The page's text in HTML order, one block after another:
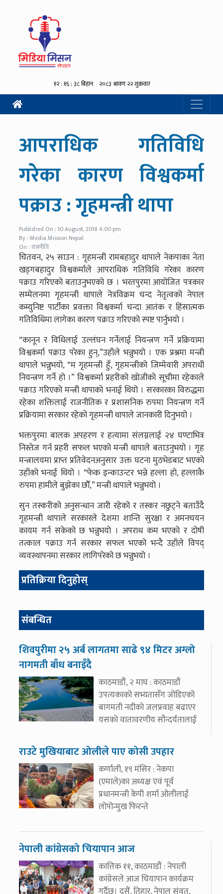
आपराधिक गतिविधि
गरेका कारण विश्वकर्मा
पक्राउ : गृहमन्त्री थापा
Published On : 10 August, 2018 4:00 pm
By : Media Mission Nepal
On : राजनीति
चितवन, २५ साउन : गृहमन्त्री रामबहादुर थापाले नेकपाका नेता
खड्गबहादुर विश्वकर्माले आपराधिक गतिविधि गरेका कारण
पक्राउ गरिएको बताउनुभएको छ । भरतपुरमा आयोजित पत्रकार
सम्मेलनमा गृहमन्त्री थापाले नेत्रविक्रम चन्द नेतृत्वको नेपाल
कम्युनिष्ट पार्टीका प्रवक्ता विश्वकर्मा चन्दा आतंक र हिंसात्मक
गतिविधिमा लागेका कारण पक्राउ गरिएको स्पष्ट पार्नुभयो ।
“कानून र विधिलाई उल्लंघन गर्नेलाई नियन्त्रण गर्ने प्रक्रियामा
विश्वकर्मा पक्राउ परेका हुन्,”उहाँले भन्नुभयो । एक प्रश्नमा मन्त्री
थापाले भन्नुभयो, “म गृहमन्त्री हुँ, गृहमन्त्रीको जिम्मेवारी अपराधी
नियन्त्रण गर्ने हो ।” विश्वकर्मा प्रहरीको खोजीको सूचीमा रहेकाले
पक्राउ गरिएको मन्त्री थापाको भनाई थियो । सरकारका विरुद्धमा
रहेका शक्तिलाई राजनीतिक र प्रशासनिक रुपमा नियन्त्रण गर्ने
प्रक्रियामा सरकार रहेको गृहमन्त्री थापाले जानकारी दिनुभयो ।
भक्तपुरमा बालक अपहरण र हत्यामा संलग्नलाई २४ घण्टाभित्र
निस्तेज गर्न प्रहरी सफल भएको मन्त्री थापाले बताउनुभयो । गृह
मन्त्रालयमा प्राप्त प्रतिवेदनअनुसार उक्त घटना मुठभेडबाट भएको
उहाँको भनाई थियो । “फेक इन्काउन्टर भन्ने हल्ला हो, हल्लाकै
रुपमा हामीले बुझेका छौँ,” मन्त्री थापाले भन्नुभयो ।
सुन तस्करीको अनुसन्धान जारी रहेको र तस्कर नछुट्ने बताउँदै
गृहमन्त्री थापाले सरकारले देशमा शान्ति सुरक्षा र अमनचयन
कायम गर्न सकेको छ भन्नुभयो । अपराध कम भएको र दोषी
तत्काल पक्राउ गर्न सरकार सफल भएको भन्दै उहाँले विपद्
व्यवस्थापनमा सरकार लागिपरेको छ भन्नुभयो ।
प्रतिक्रिया दिनुहोस्
संबन्धित
शिवपुरीमा २५ अर्ब लागतमा साढे ९४ मिटर अग्लो
नागमती बाँध बनाइँदै
काठमाडौं, २ माघ : काठमाडौं
उपत्यकाको सभ्यतासँग जोडिएको
बागमती नदीको जलप्रवाह बढाएर
यसको वातावरणीय सौन्दर्यतालाई
राउटे मुखियाबाट ओलीले पाए कोसी उपहार
कर्णाली, १९ मंसिर : नेकपा
(एमाले)का अध्यक्ष एवं पूर्व
प्रधानमन्त्री केपी शर्मा ओलीलाई
लोपोन्मुख फिरन्ते
नेपाली कांग्रेसको चियापान आज
कात्तिक ११, काठमाडौं : नेपाली
कांग्रेसले आज चियापान कार्यक्रम